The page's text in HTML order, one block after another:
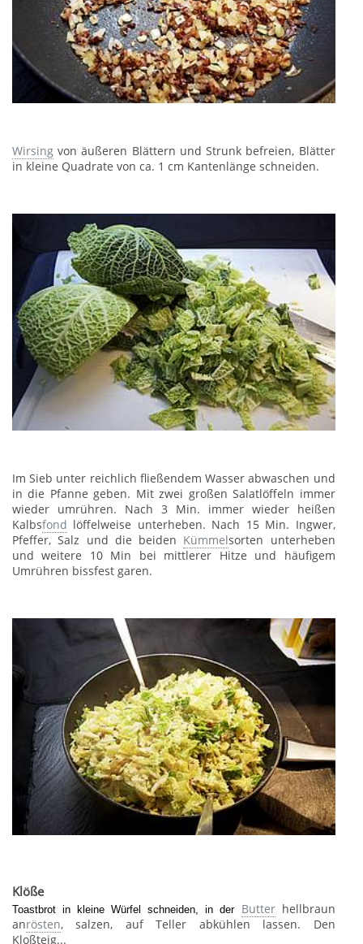
Wirsing von äußeren Blättern und Strunk befreien, Blätter
in kleine Quadrate von ca. 1 cm Kantenlänge schneiden.
Im Sieb unter reichlich fließendem Wasser abwaschen und
in die Pfanne geben. Mit zwei großen Salatlöffeln immer
wieder umrühren. Nach 3 Min. immer wieder heißen
Kalbsfond löffelweise unterheben. Nach 15 Min. Ingwer,
Pfeffer, Salz und die beiden Kümmelsorten unterheben
und weitere 10 Min bei mittlerer Hitze und häufigem
Umrühren bissfest garen.
Klöße
Toastbrot in kleine Würfel schneiden, in der Butterhellbraun
anrösten, salzen, auf Teller abkühlen lassen. Den
Kloßteig...